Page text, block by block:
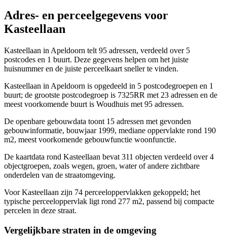
Adres- en perceelgegevens voor
Kasteellaan
Kasteellaan in Apeldoorn telt 95 adressen, verdeeld over 5
postcodes en 1 buurt. Deze gegevens helpen om het juiste
huisnummer en de juiste perceelkaart sneller te vinden.
Kasteellaan in Apeldoorn is opgedeeld in 5 postcodegroepen en 1
buurt; de grootste postcodegroep is 7325RR met 23 adressen en de
meest voorkomende buurt is Woudhuis met 95 adressen.
De openbare gebouwdata toont 15 adressen met gevonden
gebouwinformatie, bouwjaar 1999, mediane oppervlakte rond 190
m2, meest voorkomende gebouwfunctie woonfunctie.
De kaartdata rond Kasteellaan bevat 311 objecten verdeeld over 4
objectgroepen, zoals wegen, groen, water of andere zichtbare
onderdelen van de straatomgeving.
Voor Kasteellaan zijn 74 perceeloppervlakken gekoppeld; het
typische perceeloppervlak ligt rond 277 m2, passend bij compacte
percelen in deze straat.
Vergelijkbare straten in de omgeving